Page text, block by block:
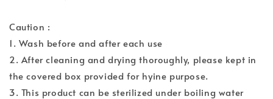
Caution :
1. Wash before and after each use
2. After cleaning and drying thoroughly, please kept in
the covered box provided for hyine purpose.
3. This product can be sterilized under boiling water